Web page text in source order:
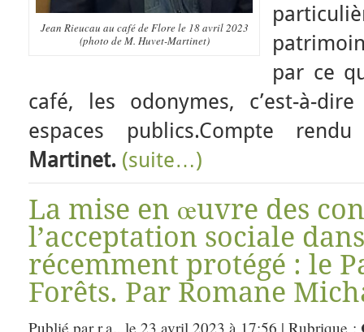
Jean Rieucau au café de Flore le 18 avril 2023
(photo de M. Huvet-Martinet)
par ce
café, les odonymes, c’est-à-
espaces publics.Compte
Martinet. (suite…)
La mise en œuvre des
l’acceptation sociale
récemment protégé : le
Forêts. Par Romane
Publié par r.a., le 23 avril 2023 à 17:56 | Rubrique :